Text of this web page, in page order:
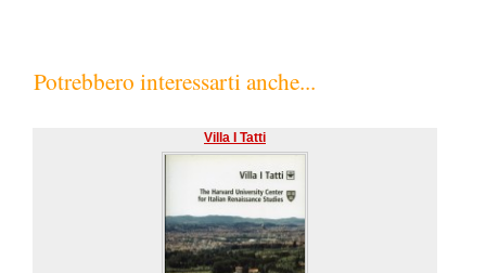
Potrebbero interessarti anche...
Villa I Tatti